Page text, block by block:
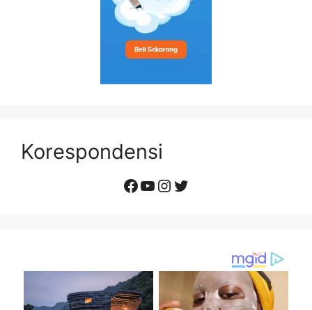
Korespondensi
Facebook
YouTube
Instagram
Twitter